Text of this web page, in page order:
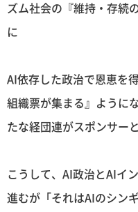
ズム社会の『維持・存続
に
AI依存した政治で恩恵を
組織票が集まる』ように
たな経団連がスポンサー
こうして、AI政治とAIイ
進むが「それはAIのシン